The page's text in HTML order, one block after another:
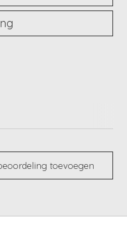
toevoegen